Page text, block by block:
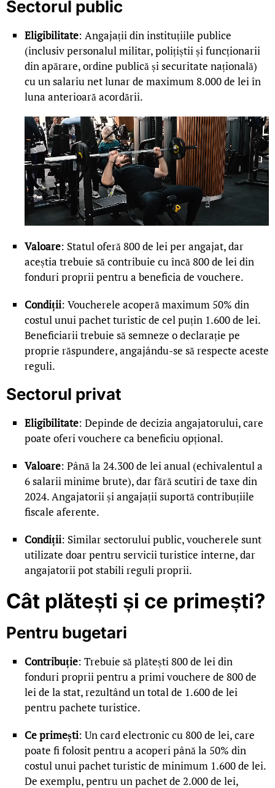
Sectorul public
Eligibilitate: Angajații din instituțiile publice
(inclusiv personalul militar, polițiștii și funcționarii
din apărare, ordine publică și securitate națională)
cu un salariu net lunar de maximum 8.000 de lei în
luna anterioară acordării.
Valoare: Statul oferă 800 de lei per angajat, dar
aceștia trebuie să contribuie cu încă 800 de lei din
fonduri proprii pentru a beneficia de vouchere.
Condiții: Voucherele acoperă maximum 50% din
costul unui pachet turistic de cel puțin 1.600 de lei.
Beneficiarii trebuie să semneze o declarație pe
proprie răspundere, angajându-se să respecte aceste
reguli.
Sectorul privat
Eligibilitate: Depinde de decizia angajatorului, care
poate oferi vouchere ca beneficiu opțional.
Valoare: Până la 24.300 de lei anual (echivalentul a
6 salarii minime brute), dar fără scutiri de taxe din
2024. Angajatorii și angajații suportă contribuțiile
fiscale aferente.
Condiții: Similar sectorului public, voucherele sunt
utilizate doar pentru servicii turistice interne, dar
angajatorii pot stabili reguli proprii.
Cât plătești și ce primești?
Pentru bugetari
Contribuție: Trebuie să plătești 800 de lei din
fonduri proprii pentru a primi vouchere de 800 de
lei de la stat, rezultând un total de 1.600 de lei
pentru pachete turistice.
Ce primești: Un card electronic cu 800 de lei, care
poate fi folosit pentru a acoperi până la 50% din
costul unui pachet turistic de minimum 1.600 de lei.
De exemplu, pentru un pachet de 2.000 de lei,